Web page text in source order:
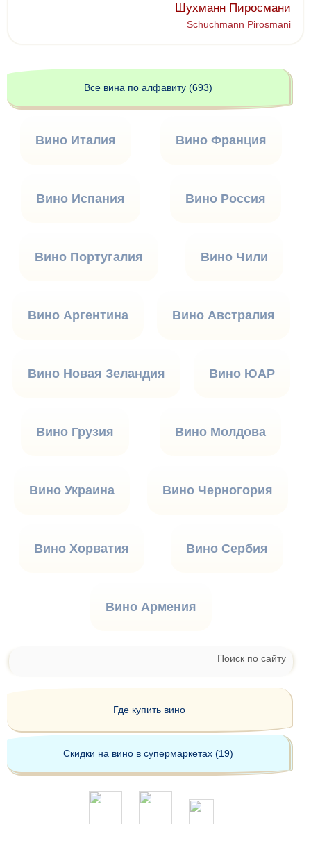
Шухманн Пиросмани
Schuchmann Pirosmani
Все вина по алфавиту (693)
Вино Италия Вино Франция
Вино Испания Вино Россия
Вино Португалия Вино Чили
Вино Аргентина Вино Австралия
Вино Новая Зеландия Вино ЮАР
Вино Грузия Вино Молдова
Вино Украина Вино Черногория
Вино Хорватия Вино Сербия
Вино Армения
Поиск по сайту
Где купить вино
Скидки на вино в супермаркетах (19)